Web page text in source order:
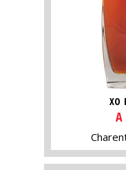
XO
A